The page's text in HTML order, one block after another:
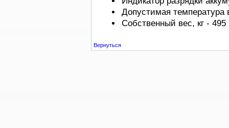
Допустимая температура
Собственный вес, кг - 495
Вернуться